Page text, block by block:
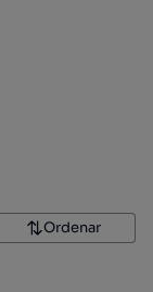
Ordenar